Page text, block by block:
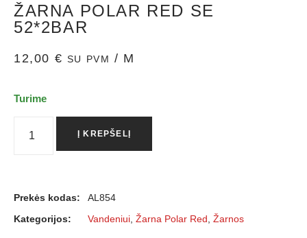
ŽARNA POLAR RED SE
52*2BAR
12,00 € SU PVM / M
Turime
Į KREPŠELĮ
Prekės kodas:
AL854
Kategorijos:
Vandeniui Žarna Polar Red Žarnos